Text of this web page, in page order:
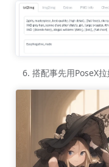
搭配事先用PoseX